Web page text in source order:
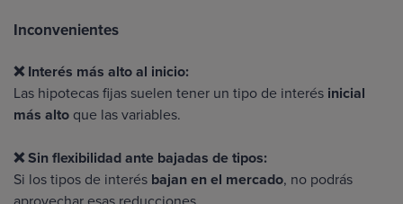
Inconvenientes
❌ Interés más alto al inicio:
Las hipotecas fijas suelen tener un tipo de interés inicial
más alto que las variables.
❌ Sin flexibilidad ante bajadas de tipos:
Si los tipos de interés bajan en el mercado, no podrás